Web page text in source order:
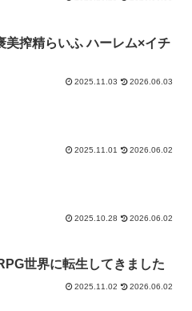
美搾精らいふ ハーレム×イチ
2025.11.03 2026.06.03
2025.11.01 2026.06.02
2025.10.28 2026.06.02
世界に転生してきました
2025.11.02 2026.06.02